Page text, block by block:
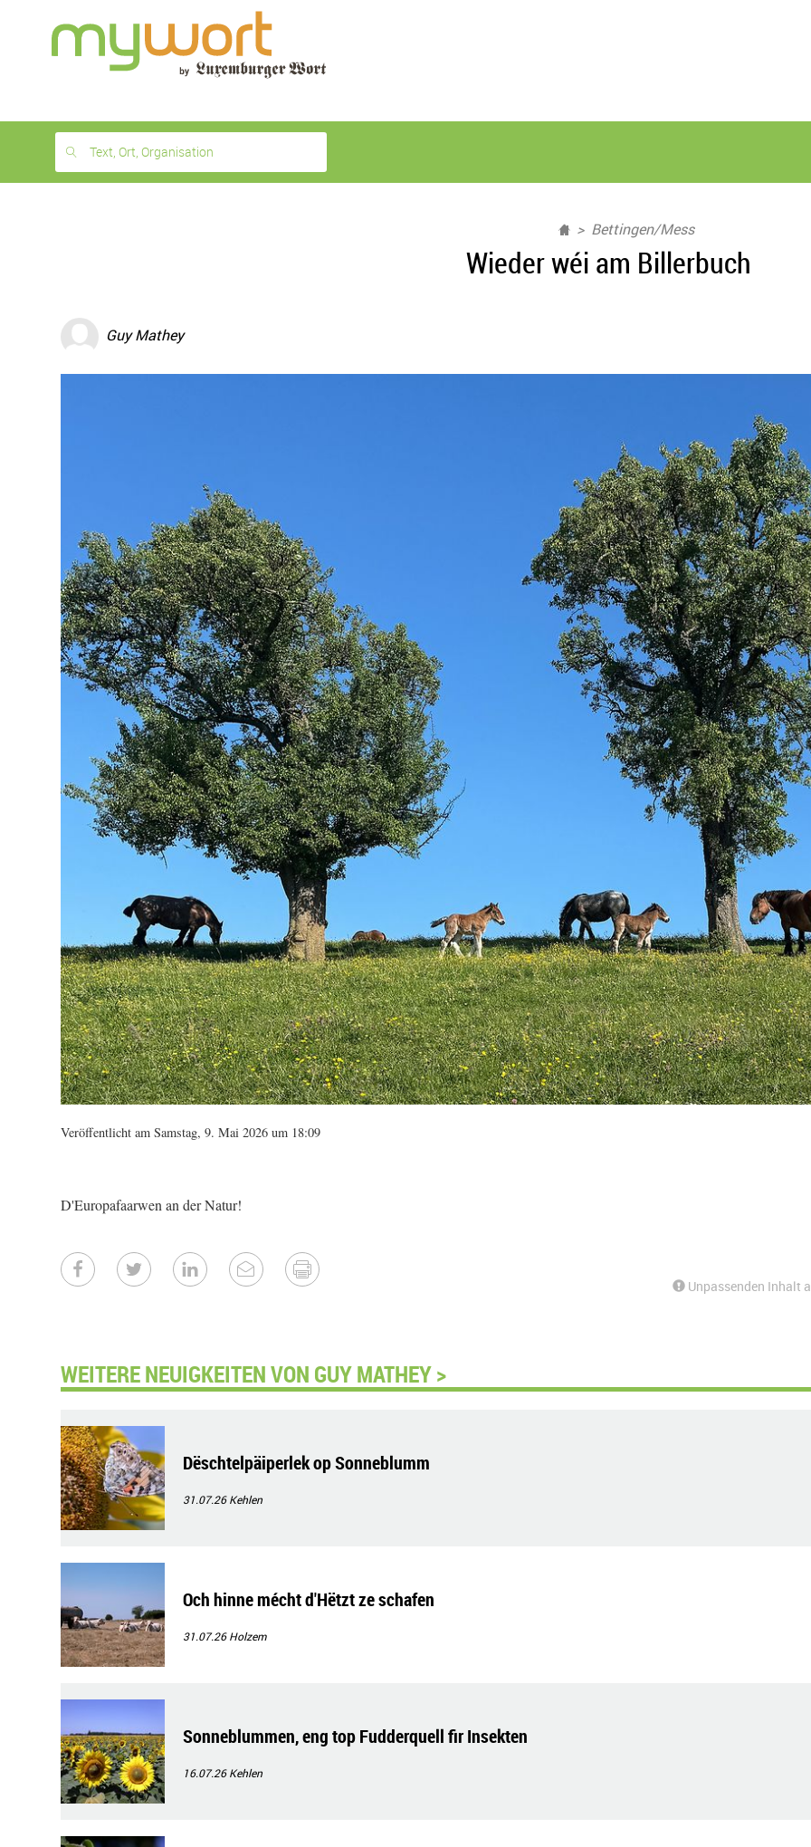
month
free
Text, Ort, Organisation
Bettingen/Mess
Wieder wéi am Billerbuch
Guy Mathey
Veröffentlicht am Samstag, 9. Mai 2026 um 18:09
D'Europafaarwen an der Natur!
Unpassenden Inhalt
WEITERE NEUIGKEITEN VON GUY MATHEY >
Dëschtelpäiperlek op Sonneblumm
31.07.26Kehlen
Och hinne mécht d'Hëtzt ze schafen
31.07.26Holzem
Sonneblummen, eng top Fudderquell fir Insekten
16.07.26Kehlen